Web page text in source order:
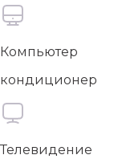
Компьютер
кондиционер
Телевидение